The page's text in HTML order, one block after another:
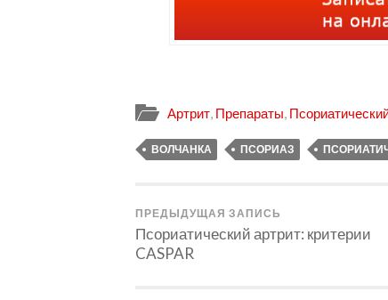
Артрит, Препараты,
ВОЛЧАНКА ПСОРИАЗ
ПРЕДЫДУЩАЯ ЗАПИСЬ
Псориатический артрит: критерии
CASPAR